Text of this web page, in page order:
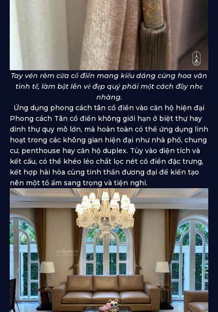
Tay vén rèm cửa cổ điển mang kiểu dáng cùng hoa văn
tinh tế, làm bật lên vẻ đẹp quý phái một cách đầy nhẹ
nhàng.
Ứng dụng phong cách tân cổ điển vào căn hộ hiện đại
Phong cách Tân cổ điển không giới hạn ở biệt thự hay
dinh thự quy mô lớn, mà hoàn toàn có thể ứng dụng linh
hoạt trong các không gian hiện đại như nhà phố, chung
cư, penthouse hay căn hộ duplex. Tùy vào diện tích và
kết cấu, có thể khéo léo chắt lọc nét cổ điển đặc trưng,
kết hợp hài hòa cùng tinh thần đương đại để kiến tạo
nên một tổ ấm sang trọng và tiện nghi.